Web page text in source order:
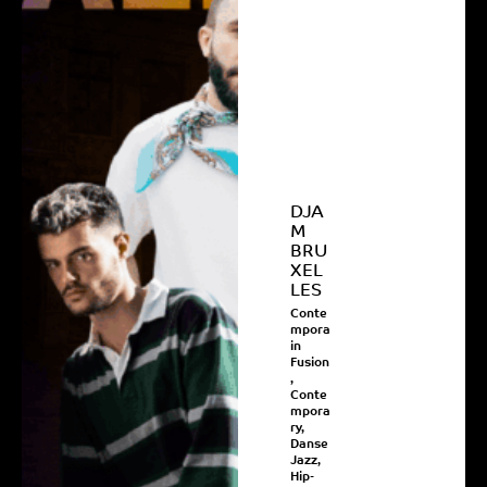
DJA
M
BRU
XEL
LES
Conte
mpora
in
Fusion
,
Conte
mpora
ry,
Danse
Jazz,
Hip-